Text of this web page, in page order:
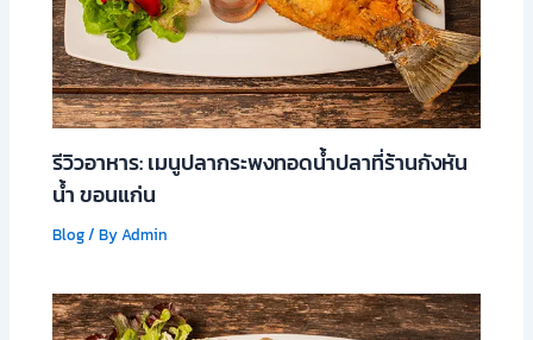
รีวิวอาหาร: เมนูปลากระพงทอดน้ำปลาที่ร้านกังหัน
น้ำ ขอนแก่น
Blog/ ByAdmin